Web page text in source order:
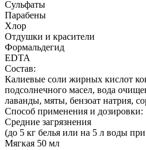
Сульфаты
Парабены
Хлор
Отдушки и красители
Формальдегид
EDTA
Состав:
Калиевые соли жирных кислот
подсолнечного масел, вода
лаванды, мяты, бензоат натрия,
Способ применения и дозировки:
Средние загрязнения
(до 5 кг белья или на 5 л воды
Мягкая 50 мл